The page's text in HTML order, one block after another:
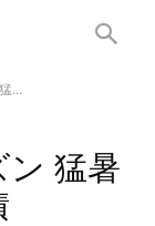
...
ン 猛暑